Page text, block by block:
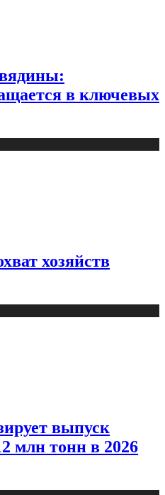
в ключевых
хозяйств
выпуск
млн тонн в 2026